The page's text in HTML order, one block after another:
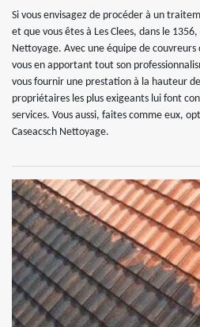
Si vous envisagez de procéder à un
et que vous êtes à Les Clees, dans le
Nettoyage. Avec une équipe de
vous en apportant tout son
vous fournir une prestation à la hauteur
propriétaires les plus exigeants lui font
services. Vous aussi, faites comme eux,
Caseacsch Nettoyage.